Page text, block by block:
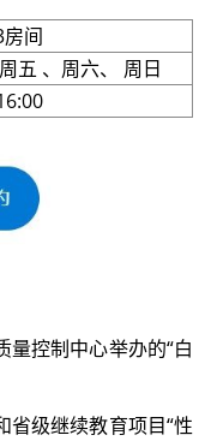
间
五 、周六、 周日
量控制中心举办的“白
省级继续教育项目“性